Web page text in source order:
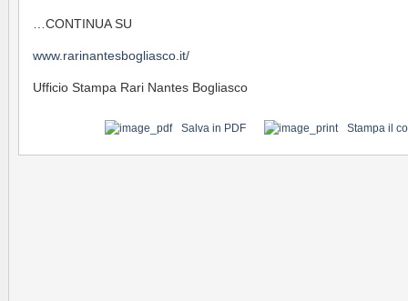
…CONTINUA SU
www.rarinantesbogliasco.it/
Ufficio Stampa Rari Nantes Bogliasco
Salva in PDF Stampa il